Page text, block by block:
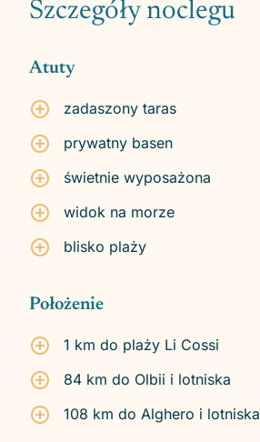
Szczegóły noclegu
Atuty
zadaszony taras
prywatny basen
świetnie wyposażona
widok na morze
blisko plaży
Położenie
1 km do plaży Li Cossi
84 km do Olbii i lotniska
108 km do Alghero i lotniska